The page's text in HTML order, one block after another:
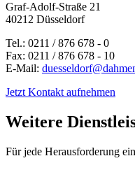
Graf-Adolf-Straße 21
40212 Düsseldorf
Tel.: 0211 / 876 678 - 0
Fax: 0211 / 876 678 - 10
E-Mail:
Jetzt Kontakt aufnehmen
Weitere
Für jede Herausforderung